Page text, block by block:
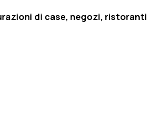
di case, negozi, ristoranti